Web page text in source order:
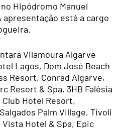
Hipódromo Manuel
apresentação está a cargo
Vilamoura Algarve
Lagos, Dom José Beach
Resort, Conrad Algarve,
Resort & Spa, 3HB Falésia
Club Hotel Resort,
Palm Village, Tivoli
Hotel & Spa, Epic